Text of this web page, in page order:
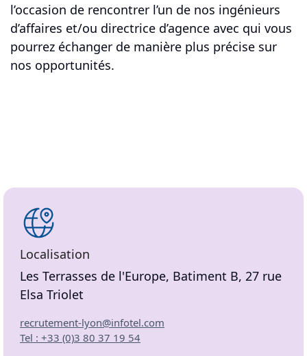
Localisation
Les Terrasses de l'Europe, Batiment B, 27 rue
Elsa Triolet
recrutement-lyon@infotel.com
Tel : +33 (0)3 80 37 19 54
l’occasion de rencontrer l’un de nos ingénieurs
d’affaires et/ou directrice d’agence avec qui vous
pourrez échanger de manière plus précise sur
nos opportunités.